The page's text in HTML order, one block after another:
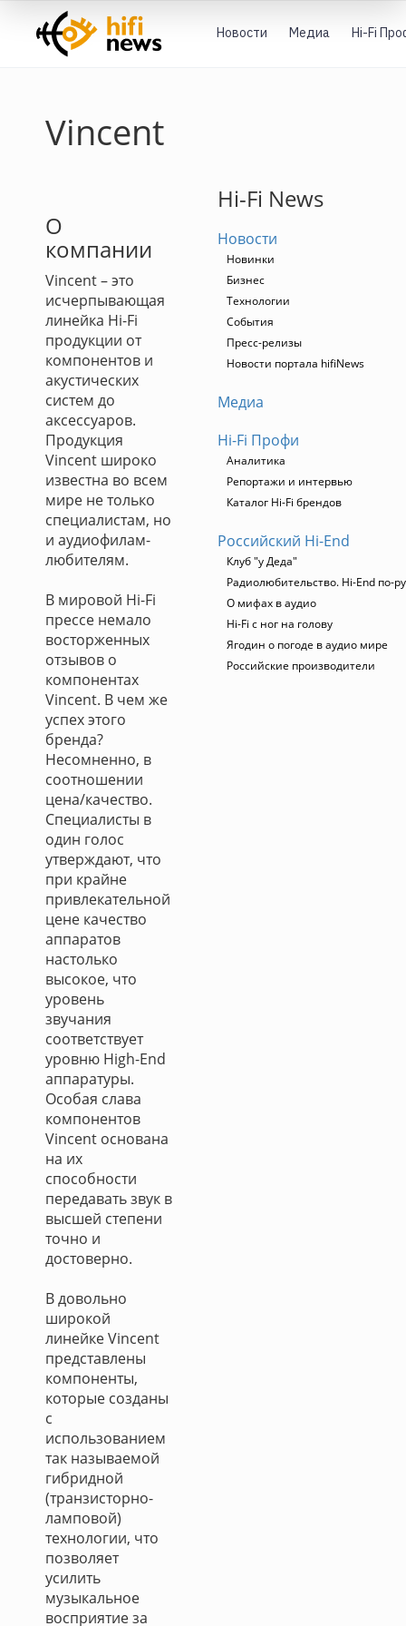
Новости Медиа Hi-Fi
Vincent
О
компании
Vincent – это
исчерпывающая
линейка Hi-Fi
продукции от
компонентов и
акустических
систем до
аксессуаров.
Продукция
Vincent широко
известна во всем
мире не только
специалистам, но
и аудиофилам-
любителям.
В мировой Hi-Fi
прессе немало
восторженных
отзывов о
компонентах
Vincent. В чем же
успех этого
бренда?
Несомненно, в
соотношении
цена/качество.
Специалисты в
один голос
утверждают, что
при крайне
привлекательной
цене качество
аппаратов
настолько
высокое, что
уровень
звучания
соответствует
уровню High-End
аппаратуры.
Особая слава
компонентов
Vincent основана
на их
способности
передавать звук в
высшей степени
точно и
достоверно.
В довольно
широкой
линейке Vincent
представлены
компоненты,
которые созданы
с
использованием
так называемой
гибридной
(транзисторно-
ламповой)
технологии, что
позволяет
усилить
музыкальное
восприятие за
Hi-Fi News
Новости
Новинки
Бизнес
Технологии
События
Пресс-релизы
Новости портала hifiNews
Медиа
Hi-Fi Профи
Аналитика
Репортажи и интервью
Каталог Hi-Fi брендов
Российский Hi-End
Клуб "у Деда"
Радиолюбительство. Hi-End по-
О мифах в аудио
Hi-Fi с ног на голову
Ягодин о погоде в аудио мире
Российские производители